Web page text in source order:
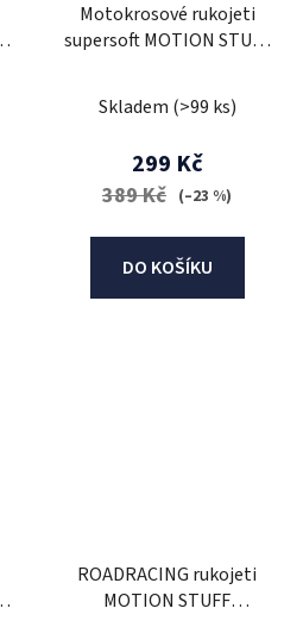
Motokrosové rukojeti
supersoft MOTION STUFF
Skladem (>99 ks)
299 Kč
389 Kč (–23 %)
DO KOŠÍKU
ROADRACING rukojeti
MOTION STUFF